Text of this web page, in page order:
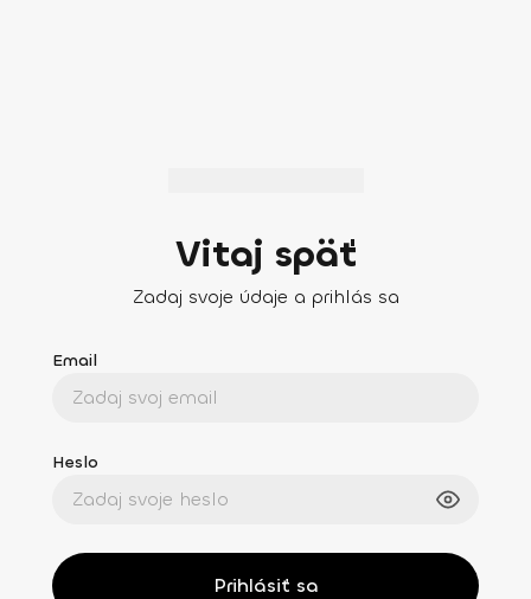
Vitaj späť
Zadaj svoje údaje a prihlás sa
Email
Heslo
Prihlásiť sa